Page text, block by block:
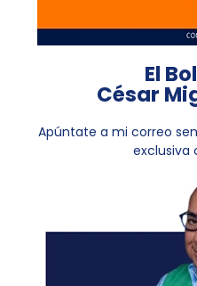
El
César
Apúntate a mi correo
exclusiva